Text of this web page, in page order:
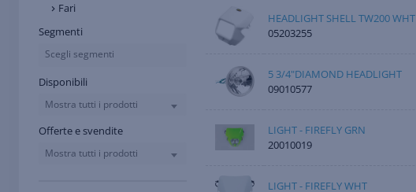
Fari
Segmenti
Scegli segmenti
Disponibili
Mostra tutti i prodotti
Offerte e svendite
Mostra tutti i prodotti
HEADLIGHT SHELL TW200 WHT
05203255
5 3/4"DIAMOND HEADLIGHT
09010577
LIGHT - FIREFLY GRN
20010019
LIGHT - FIREFLY WHT